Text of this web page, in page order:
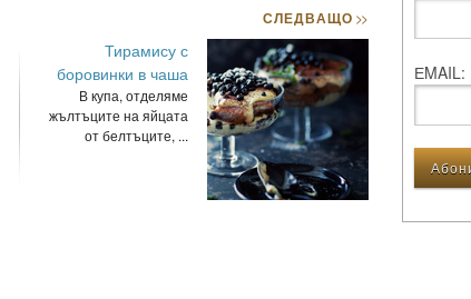
СЛЕДВАЩО>>
Тирамису с
боровинки в чаша
В купа, отделяме
жълтъците на яйцата
от белтъците, ...
ЕMAIL: